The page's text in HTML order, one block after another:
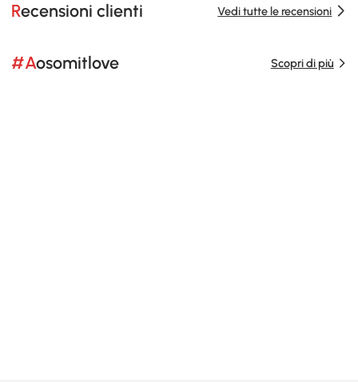
Recensioni clienti Vedi tutte le recensioni
#Aosomitlove Scopri di più